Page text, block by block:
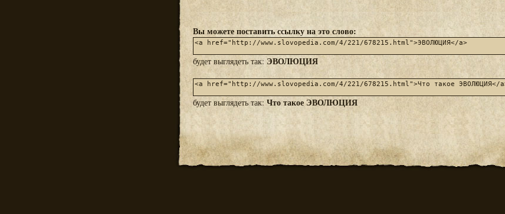
Вы можете поставить ссылку на это слово:
будет выглядеть так: ЭВОЛЮЦИЯ
будет выглядеть так: Что такое ЭВОЛЮЦИЯ